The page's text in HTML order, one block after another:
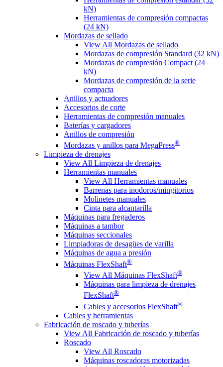
kN)
Herramientas de compresión compactas
(24 kN)
Mordazas de sellado
View All Mordazas de sellado
Mordazas de compresión Standard (32 kN)
Mordazas de compresión Compact (24
kN)
Mordazas de compresión de la serie
compacta
Anillos y actuadores
Accesorios de corte
Herramientas de compresión manuales
Baterías y cargadores
Anillos de compresión
Mordazas y anillos para MegaPress®
Limpieza de drenajes
View All Limpieza de drenajes
Herramientas manuales
View All Herramientas manuales
Barrenas para inodoros/mingitorios
Molinetes manuales
Cinta para alcantarilla
Máquinas para fregaderos
Máquinas a tambor
Máquinas seccionales
Limpiadoras de desagües de varilla
Máquinas de agua a presión
Máquinas FlexShaft®
View All Máquinas FlexShaft®
Máquinas para limpieza de drenajes
FlexShaft®
Cables y accesorios FlexShaft®
Cables y herramientas
Fabricación de roscado y tuberías
View All Fabricación de roscado y tuberías
Roscado
View All Roscado
Máquinas roscadoras motorizadas